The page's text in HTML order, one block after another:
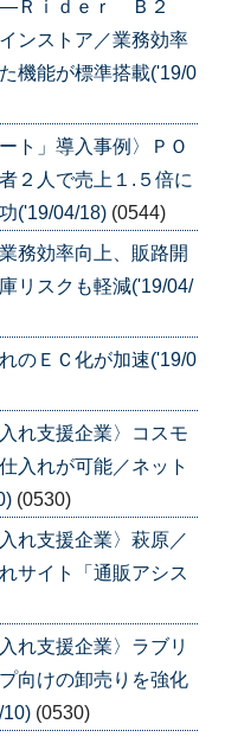
Ｒｉｄｅｒ Ｂ２
ンストア／業務効率
機能が標準搭載('19/0
ト」導入事例〉ＰＯ
２人で売上１.５倍に
('19/04/18) (0544)
務効率向上、販路開
リスクも軽減('19/04/
のＥＣ化が加速('19/0
れ支援企業〉コスモ
入れが可能／ネット
(0530)
れ支援企業〉萩原／
サイト「通販アシス
れ支援企業〉ラブリ
向けの卸売りを強化
10) (0530)